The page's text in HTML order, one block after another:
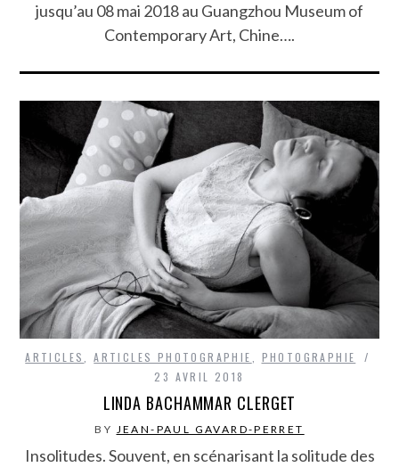
jusqu’au 08 mai 2018 au Guangzhou Museum of
Contemporary Art, Chine….
ARTICLES ,ARTICLES PHOTOGRAPHIE
PHOTOGRAPHIE
23 AVRIL 2018
LINDA BACHAMMAR CLERGET
BY JEAN-PAUL GAVARD-PERRET
Insolitudes. Souvent, en scénarisant la solitude des